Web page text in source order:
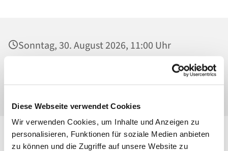
Diese Webseite verwendet Cookies
Wir verwenden Cookies, um Inhalte und Anzeigen zu
personalisieren, Funktionen für soziale Medien anbieten
zu können und die Zugriffe auf unsere Website zu
Sonntag, 30. August 2026, 11:00 Uhr
Heilig Kreuz, Kirche, Malchower Weg 22-24,
13053 Berlin